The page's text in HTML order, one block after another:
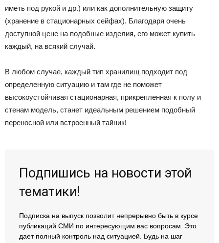
иметь под рукой и др.) или как дополнительную защиту
(хранение в стационарных сейфах). Благодаря очень
доступной цене на подобные изделия, его может купить
каждый, на всякий случай.
В любом случае, каждый тип хранилищ подходит под
определенную ситуацию и там где не поможет
высокоустойчивая стационарная, прикрепленная к полу и
стенам модель, станет идеальным решением подобный
переносной или встроенный тайник!
Подпишись на новости этой
тематики!
Подписка на выпуск позволит непрерывно быть в курсе
публикаций СМИ по интересующим вас вопросам. Это
дает полный контроль над ситуацией. Будь на шаг